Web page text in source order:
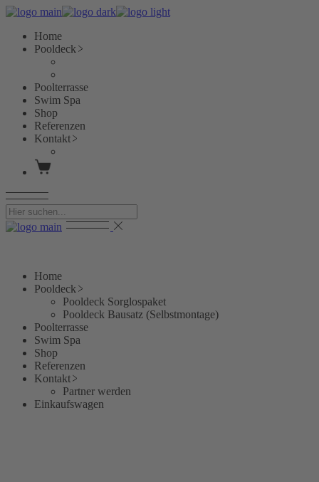
Skip
content
Home
Pooldeck
Poolterrasse
Swim Spa
Shop
Referenzen
Kontakt
Home
Pooldeck
Pooldeck Sorglospaket
Pooldeck Bausatz (Selbstmontage)
Poolterrasse
Swim Spa
Shop
Referenzen
Kontakt
Partner werden
Einkaufswagen